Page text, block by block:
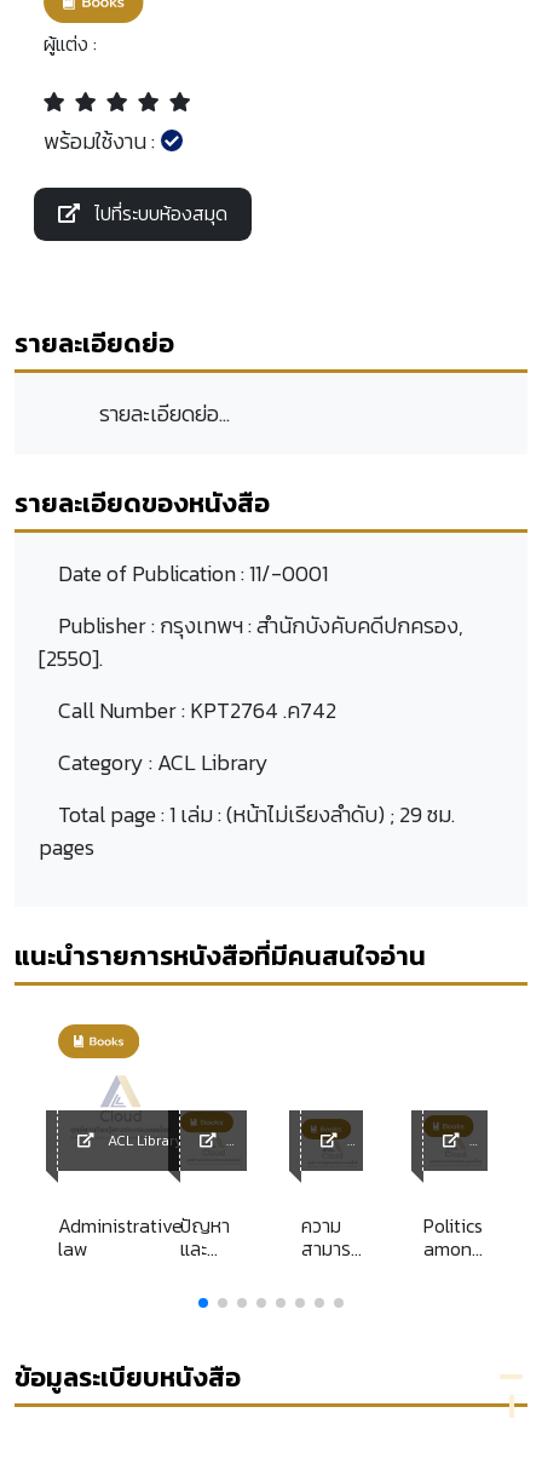
ผู้แต่ง :
พร้อมใช้งาน :
ไปที่ระบบห้องสมุด
รายละเอียดย่อ
รายละเอียดย่อ...
รายละเอียดของหนังสือ
Date of Publication :11/-0001
Publisher :กรุงเทพฯ : สำนักบังคับคดีปกครอง,
[2550].
Call Number :KPT2764 .ค742
Category :ACL Library
Total page :1 เล่ม : (หน้าไม่เรียงลำดับ) ; 29 ซม.
pages
แนะนำรายการหนังสือที่มีคนสนใจอ่าน
ACL Library
Administrative
law
ปัญหา
และ
ปฏิบัติใน
การให้ผู้
ความ
ประพฤติ
ทำงาน
ความ
สามารถ
ชนะของ
ธุรกิจ
Politics
among
ข้อมูลระเบียบหนังสือ